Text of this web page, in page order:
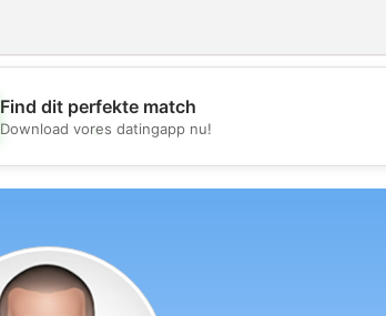
💖
💕
Find dit perfekte match
Download vores datingapp nu!